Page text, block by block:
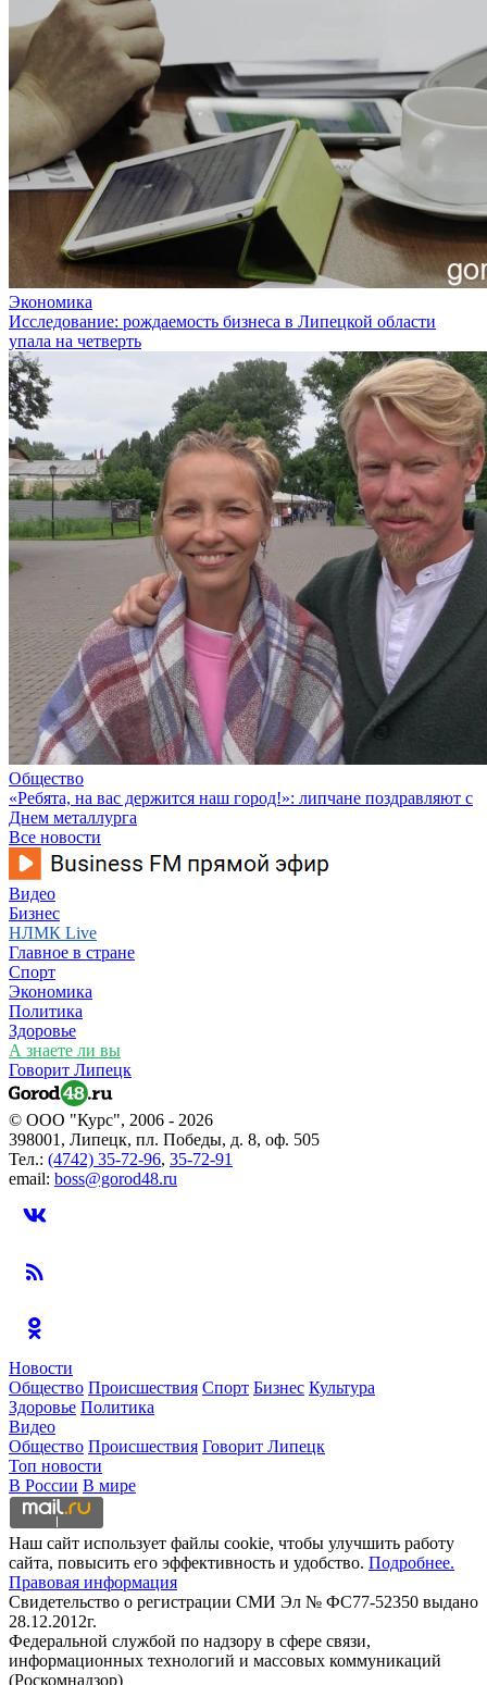
Экономика
Исследование: рождаемость бизнеса в Липецкой области
упала на четверть
Общество
«Ребята, на вас держится наш город!»: липчане поздравляют с
Днем металлурга
Все новости
Видео
Бизнес
НЛМК Live
Главное в стране
Спорт
Экономика
Политика
Здоровье
А знаете ли вы
Говорит Липецк
© ООО "Курс", 2006 - 2026
398001, Липецк, пл. Победы, д. 8, оф. 505
Тел.: (4742) 35-72-96, 35-72-91
email: boss@gorod48.ru
Новости
Общество Происшествия Спорт Бизнес Культура
Здоровье Политика
Видео
Общество Происшествия Говорит Липецк
Топ новости
В России В мире
Наш сайт использует файлы cookie, чтобы улучшить работу
сайта, повысить его эффективность и удобство. Подробнее.
Правовая информация
Свидетельство о регистрации СМИ Эл № ФС77-52350 выдано
28.12.2012г.
Федеральной службой по надзору в сфере связи,
информационных технологий и массовых коммуникаций
(Роскомнадзор)